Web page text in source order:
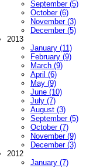
September (5)
October (6)
November (3)
December (5)
2013
January (11)
February (9)
March (9)
April (6)
May (9)
June (10)
July (7)
August (3)
September (5)
October (7)
November (9)
December (3)
2012
January (7)